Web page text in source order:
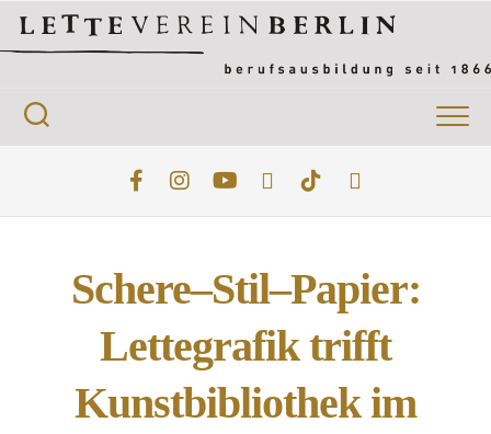
Schere–Stil–Papier:
Lettegrafik trifft
Kunstbibliothek im